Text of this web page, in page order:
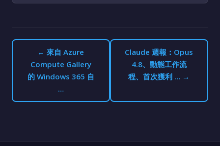
← 來自 Azure
Compute Gallery
的 Windows 365 自
…
Claude 週報：Opus
4.8、動態工作流
程、首次獲利 … →